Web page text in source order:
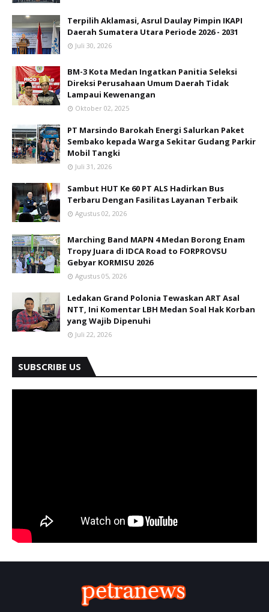
Terpilih Aklamasi, Asrul Daulay Pimpin IKAPI
Daerah Sumatera Utara Periode 2026 - 2031
Juli 30, 2026
BM-3 Kota Medan Ingatkan Panitia Seleksi
Direksi Perusahaan Umum Daerah Tidak
Lampaui Kewenangan
Oktober 02, 2025
PT Marsindo Barokah Energi Salurkan Paket
Sembako kepada Warga Sekitar Gudang Parkir
Mobil Tangki
Juli 31, 2026
Sambut HUT Ke 60 PT ALS Hadirkan Bus
Terbaru Dengan Fasilitas Layanan Terbaik
Agustus 02, 2026
Marching Band MAPN 4 Medan Borong Enam
Tropy Juara di IDCA Road to FORPROVSU
Gebyar KORMISU 2026
Agustus 05, 2026
Ledakan Grand Polonia Tewaskan ART Asal
NTT, Ini Komentar LBH Medan Soal Hak Korban
yang Wajib Dipenuhi
Juli 22, 2026
SUBSCRIBE US